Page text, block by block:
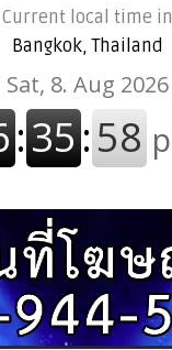
Current local time in
Bangkok, Thailand